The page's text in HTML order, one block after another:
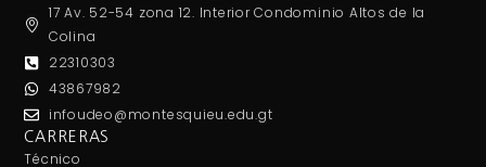
17 Av. 52-54 zona 12. Interior Condominio Altos de la
Colina
22310303
43867982
infoudeo@montesquieu.edu.gt
CARRERAS
Técnico